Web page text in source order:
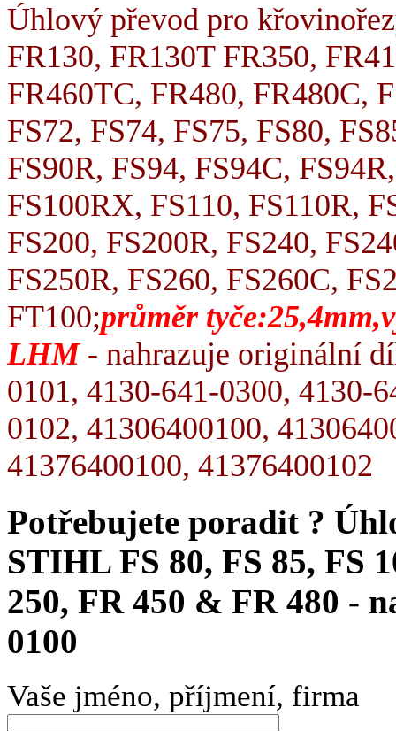
Úhlový převod pro
FR130, FR130T FR350,
FR460TC, FR480, FR480C,
FS72, FS74, FS75, FS80,
FS90R, FS94, FS94C,
FS100RX, FS110, FS110R,
FS200, FS200R, FS240,
FS250R, FS260, FS260C,
FT100;průměr
LHM - nahrazuje originální
0101, 4130-641-0300, 4130-
0102, 41306400100,
41376400100, 41376400102
Potřebujete poradit ?
STIHL FS 80, FS 85, FS
250, FR 450 & FR 480 -
0100
Vaše jméno, příjmení, firma